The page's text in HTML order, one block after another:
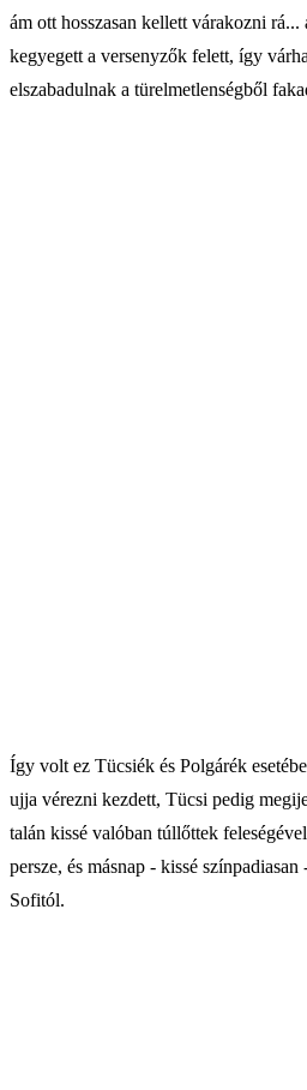
ám ott hosszasan kellett várakozni
kegyegett a versenyzők felett, így
elszabadulnak a türelmetlenségből
Így volt ez Tücsiék és Polgárék
ujja vérezni kezdett, Tücsi pedig
talán kissé valóban túllőttek
persze, és másnap - kissé
Sofitól.